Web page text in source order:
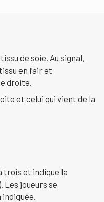
de soie. Au signal,
en l’air et
droite.
et celui qui vient de la
trois et indique la
Les joueurs se